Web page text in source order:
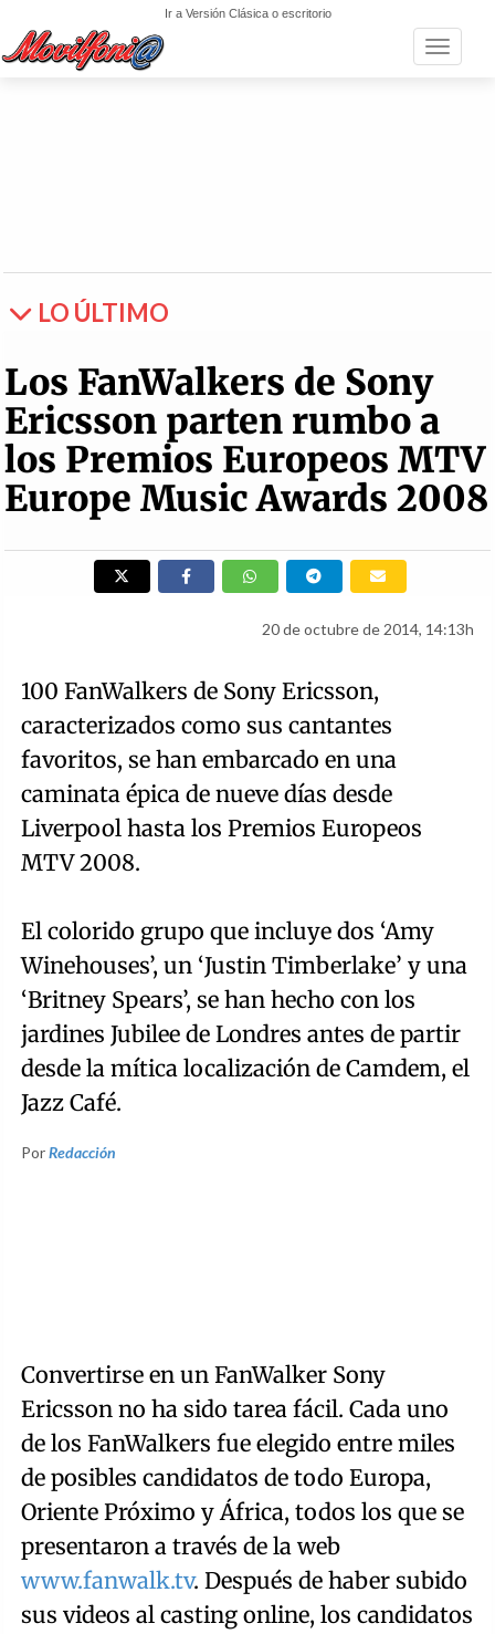
Ir a Versión Clásica o escritorio
Toggle
LO ÚLTIMO
Los FanWalkers de Sony
Ericsson parten rumbo a
los Premios Europeos MTV
Europe Music Awards 2008
20 de octubre de 2014, 14:13h
100 FanWalkers de Sony Ericsson,
caracterizados como sus cantantes
favoritos, se han embarcado en una
caminata épica de nueve días desde
Liverpool hasta los Premios Europeos
MTV 2008.
El colorido grupo que incluye dos ‘Amy
Winehouses’, un ‘Justin Timberlake’ y una
‘Britney Spears’, se han hecho con los
jardines Jubilee de Londres antes de partir
desde la mítica localización de Camdem, el
Jazz Café.
PorRedacción
Convertirse en un FanWalker Sony
Ericsson no ha sido tarea fácil. Cada uno
de los FanWalkers fue elegido entre miles
de posibles candidatos de todo Europa,
Oriente Próximo y África, todos los que se
presentaron a través de la web
www.fanwalk.tv. Después de haber subido
sus videos al casting online, los candidatos